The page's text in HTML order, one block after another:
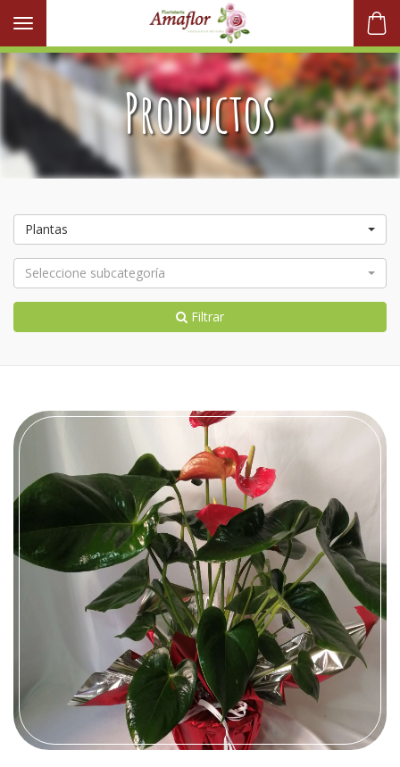
Toggle navigation
Productos
Plantas
Seleccione subcategoría
Filtrar